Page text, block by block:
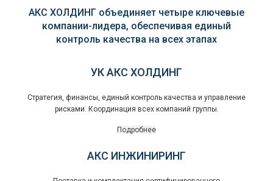
АКС ХОЛДИНГ объединяет четыре ключевые
компании-лидера, обеспечивая единый
контроль качества на всех этапах
УК АКС ХОЛДИНГ
Стратегия, финансы, единый контроль качества и управление
рисками. Координация всех компаний группы.
Подробнее
АКС ИНЖИНИРИНГ